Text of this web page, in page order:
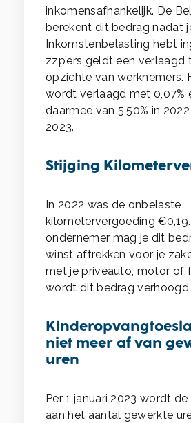
inkomensafhankelijk. De
berekent dit bedrag nadat
Inkomstenbelasting hebt
zzp’ers geldt een verlaagd
opzichte van werknemers.
wordt verlaagd met 0,07%
daarmee van 5,50% in 2022
2023.
Stijging
In 2022 was de onbelaste
kilometervergoeding
ondernemer mag je dit
winst aftrekken voor je
met je privéauto, motor of
wordt dit bedrag verhoogd
niet meer af van
uren
Per 1 januari 2023 wordt
aan het aantal gewerkte